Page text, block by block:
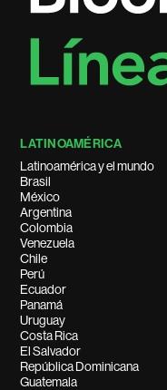
LATINOAMÉRICA
Latinoamérica y el mundo
Brasil
México
Argentina
Colombia
Venezuela
Chile
Perú
Ecuador
Panamá
Uruguay
Costa Rica
El Salvador
República Dominicana
Guatemala